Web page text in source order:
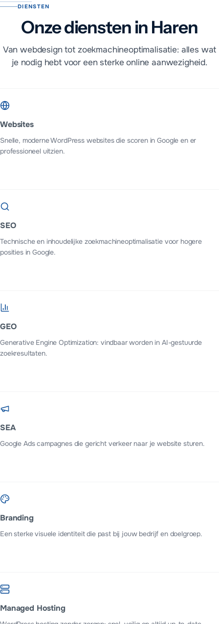
DIENSTEN
Onze diensten in Haren
Van webdesign tot zoekmachineoptimalisatie: alles wat
je nodig hebt voor een sterke online aanwezigheid.
Websites
Snelle, moderne WordPress websites die scoren in Google en er
professioneel uitzien.
SEO
Technische en inhoudelijke zoekmachineoptimalisatie voor hogere
posities in Google.
GEO
Generative Engine Optimization: vindbaar worden in AI-gestuurde
zoekresultaten.
SEA
Google Ads campagnes die gericht verkeer naar je website sturen.
Branding
Een sterke visuele identiteit die past bij jouw bedrijf en doelgroep.
Managed Hosting